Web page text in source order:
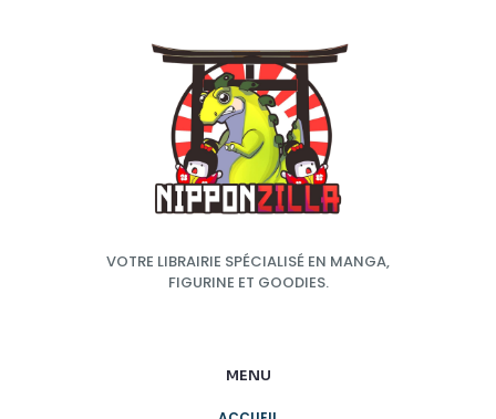
VOTRE LIBRAIRIE SPÉCIALISÉ EN MANGA,
FIGURINE ET GOODIES.
MENU